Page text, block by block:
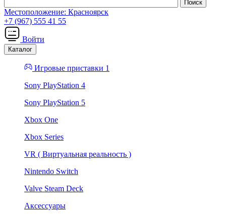
Местоположение: Красноярск
+7 (967) 555 41 55
Войти
Каталог
Игровые приставки 1
Sony PlayStation 4
Sony PlayStation 5
Xbox One
Xbox Series
VR ( Виртуальная реальность )
Nintendo Switch
Valve Steam Deck
Аксессуары